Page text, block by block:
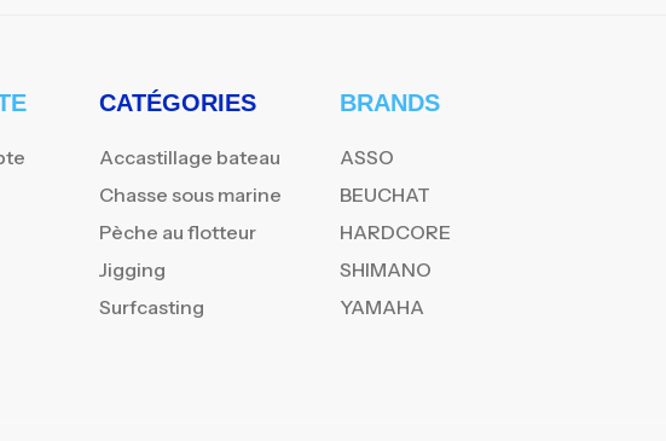
CATÉGORIES
Accastillage bateau
Chasse sous marine
Pèche au flotteur
Jigging
Surfcasting
BRANDS
ASSO
BEUCHAT
HARDCORE
SHIMANO
YAMAHA